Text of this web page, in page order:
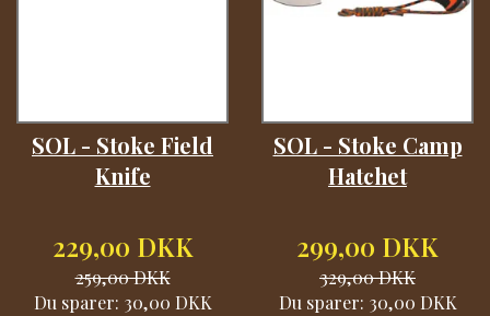
SOL - Stoke Field
Knife
229,00 DKK
259,00 DKK
Du sparer: 30,00 DKK
SOL - Stoke Camp
Hatchet
299,00 DKK
329,00 DKK
Du sparer: 30,00 DKK